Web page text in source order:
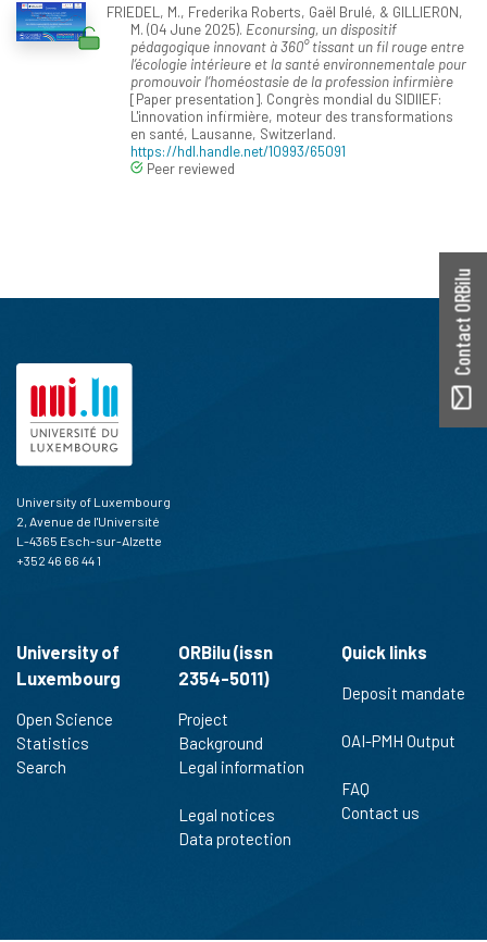
FRIEDEL, M., Frederika Roberts, Gaël Brulé, & GILLIERON,
M. (04 June 2025). Econursing, un dispositif
pédagogique innovant à 360° tissant un fil rouge entre
l’écologie intérieure et la santé environnementale pour
promouvoir l’homéostasie de la profession infirmière
[Paper presentation]. Congrès mondial du SIDIIEF:
L'innovation infirmière, moteur des transformations
en santé, Lausanne, Switzerland.
https://hdl.handle.net/10993/65091
Peer reviewed
Contact ORBilu
University of Luxembourg
2, Avenue de l'Université
L-4365 Esch-sur-Alzette
+352 46 66 44 1
University of
Luxembourg
Open Science
Statistics
Search
ORBilu (issn
2354-5011)
Project
Background
Legal information
Legal notices
Data protection
Quick links
Deposit mandate
OAI-PMH Output
FAQ
Contact us